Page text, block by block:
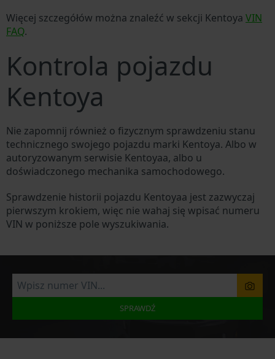
Więcej szczegółów można znaleźć w sekcji Kentoya VIN
FAQ.
Kontrola pojazdu
Kentoya
Nie zapomnij również o fizycznym sprawdzeniu stanu
technicznego swojego pojazdu marki Kentoya. Albo w
autoryzowanym serwisie Kentoyaa, albo u
doświadczonego mechanika samochodowego.
Sprawdzenie historii pojazdu Kentoyaa jest zazwyczaj
pierwszym krokiem, więc nie wahaj się wpisać numeru
VIN w poniższe pole wyszukiwania.
SPRAWDŹ